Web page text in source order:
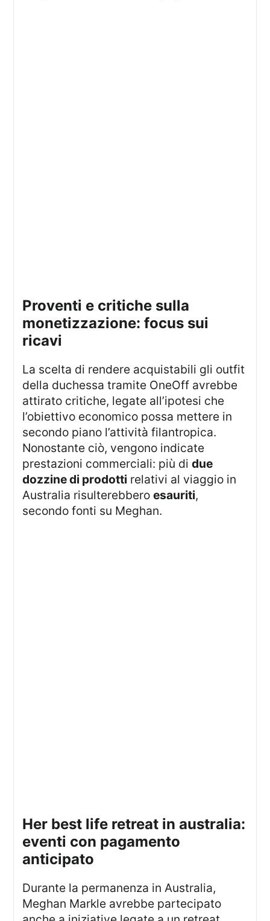
proventi e critiche sulla
monetizzazione: focus sui
ricavi
La scelta di rendere acquistabili gli outfit
della duchessa tramite OneOff avrebbe
attirato critiche, legate all’ipotesi che
l’obiettivo economico possa mettere in
secondo piano l’attività filantropica.
Nonostante ciò, vengono indicate
prestazioni commerciali: più didue
dozzine di prodotti relativi al viaggio in
Australia risulterebberoesauriti,
secondo fonti su Meghan.
her best life retreat in australia:
eventi con pagamento
anticipato
Durante la permanenza in Australia,
Meghan Markle avrebbe partecipato